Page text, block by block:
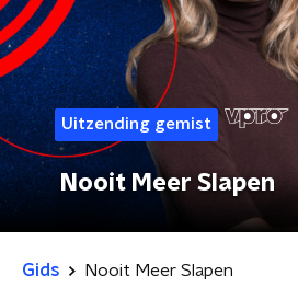
Uitzending gemist
Nooit Meer Slapen
Gids Nooit Meer Slapen